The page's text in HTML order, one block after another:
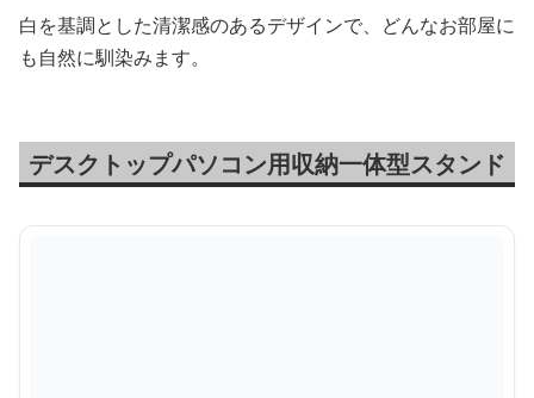
白を基調とした清潔感のあるデザインで、どんなお部屋に
も自然に馴染みます。
デスクトップパソコン用収納一体型スタンド